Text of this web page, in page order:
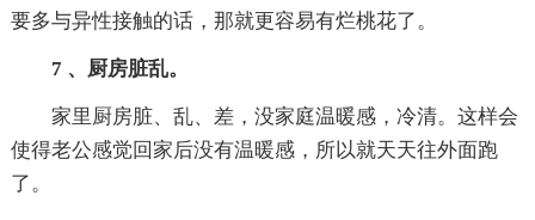
要多与异性接触的话，那就更容易有烂桃花了。
7 、厨房脏乱。
家里厨房脏、乱、差，没家庭温暖感，冷清。这样会
使得老公感觉回家后没有温暖感，所以就天天往外面跑
了。